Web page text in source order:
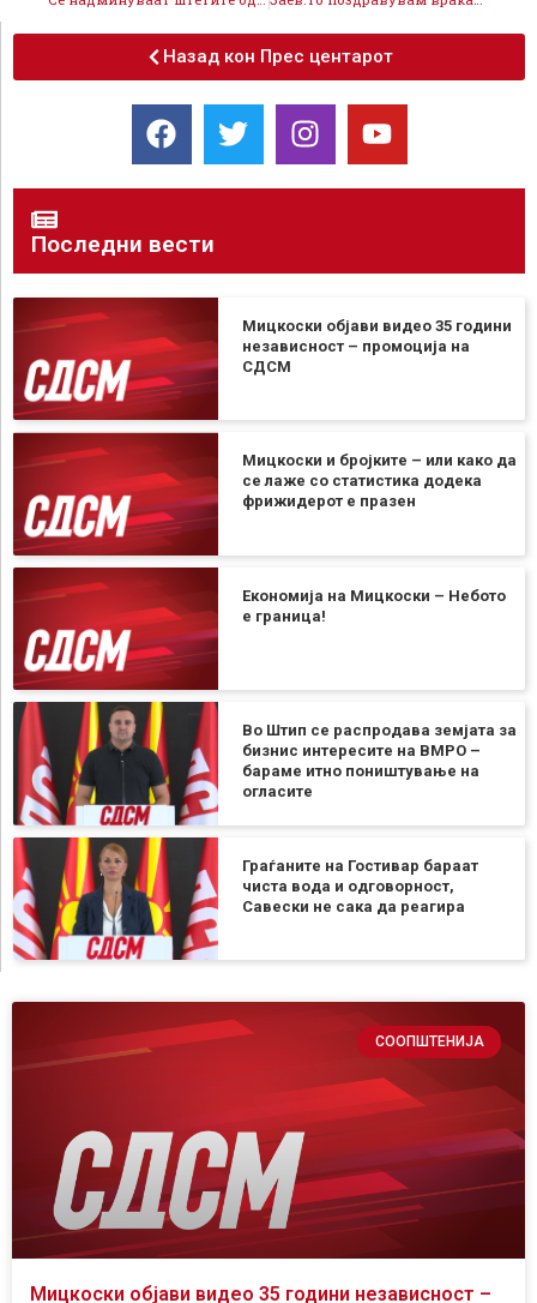
Назад кон Прес центарот
Последни вести
Мицкоски објави видео 35 години
независност – промоција на
СДСМ
Мицкоски и бројките – или како да
се лаже со статистика додека
фрижидерот е празен
Економија на Мицкоски – Небото
е граница!
Во Штип се распродава земјата за
бизнис интересите на ВМРО –
бараме итно поништување на
огласите
Граѓаните на Гостивар бараат
чиста вода и одговорност,
Савески не сака да реагира
СООПШТЕНИЈА
Мицкоски објави видео 35 години независност –